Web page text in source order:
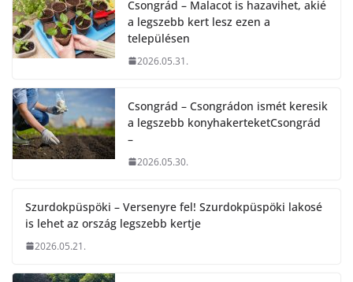
Csongrád – Malacot is hazavihet, akié
a legszebb kert lesz ezen a
településen
2026.05.31.
Csongrád – Csongrádon ismét keresik
a legszebb konyhakerteketCsongrád
–
2026.05.30.
Szurdokpüspöki – Versenyre fel! Szurdokpüspöki lakosé
is lehet az ország legszebb kertje
2026.05.21.